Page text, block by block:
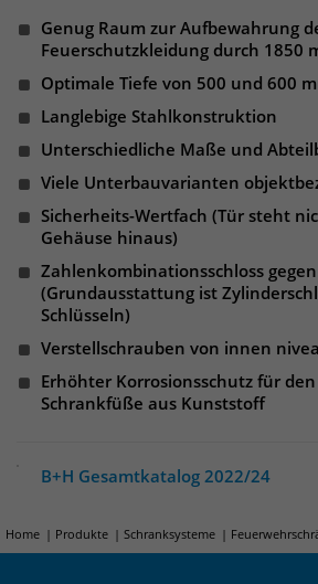
Genug Raum zur Aufbewahrung
Feuerschutzkleidung durch 1850
Optimale Tiefe von 500 und 600
Langlebige Stahlkonstruktion
Unterschiedliche Maße und
Viele Unterbauvarianten
Sicherheits-Wertfach (Tür steht
Gehäuse hinaus)
Zahlenkombinationsschloss
(Grundausstattung ist
Schlüsseln)
Verstellschrauben von innen
Erhöhter Korrosionsschutz für
Schrankfüße aus Kunststoff
B+H Gesamtkatalog 2022/24
Home Produkte Schranksysteme
Anbieter TYPO3
Laufzeit 1 Jahr
Zweck
Enthält die
Besuchs der
Anbieter Matomo
Zweck
Das Cookie wird von
Das Cookie wird
Besucher-, Sitzungs-
die Nutzung der
Analysebericht der
verfolgen. Die Cookies
um eindeutige
sind damit externen